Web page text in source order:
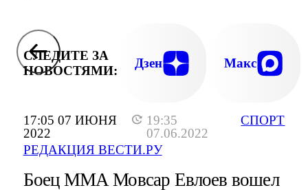
17:05 07 ИЮНЯ
2022
19:35
07.06.2022
РЕДАКЦИЯ ВЕСТИ.РУ
СПОРТ
СЛЕДИТЕ ЗА
НОВОСТЯМИ:
Дзен Макс
Боец ММА Мовсар Евлоев вошел